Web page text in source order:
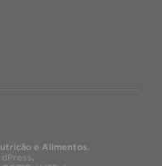
e Alimentos.
.